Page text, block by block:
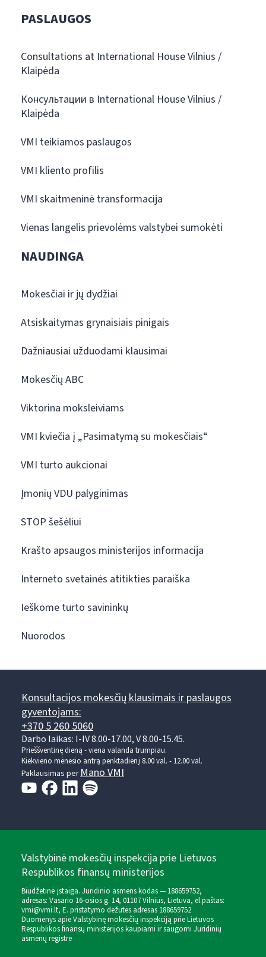
PASLAUGOS
Consultations at International House Vilnius /
Klaipėda
Консультации в International House Vilnius /
Klaipėda
VMI teikiamos paslaugos
VMI kliento profilis
VMI skaitmeninė transformacija
Vienas langelis prievolėms valstybei sumokėti
NAUDINGA
Mokesčiai ir jų dydžiai
Atsiskaitymas grynaisiais pinigais
Dažniausiai užduodami klausimai
Mokesčių ABC
Viktorina moksleiviams
VMI kviečia į „Pasimatymą su mokesčiais“
VMI turto aukcionai
Įmonių VDU palyginimas
STOP šešėliui
Krašto apsaugos ministerijos informacija
Interneto svetainės atitikties paraiška
Ieškome turto savininkų
Nuorodos
Konsultacijos mokesčių klausimais ir paslaugos
gyventojams:
+370 5 260 5060
Darbo laikas: I-IV 8.00-17.00, V 8.00-15.45.
Prieššventinę dieną - viena valanda trumpiau.
Kiekvieno mėnesio antrą penktadienį 8.00 val. - 12.00 val.
Paklausimas perMano VMI
Valstybinė mokesčių inspekcija prie Lietuvos
Respublikos finansų ministerijos
Biudžetinė įstaiga. Juridinio asmens kodas — 188659752,
adresas: Vasario 16-osios g. 14, 01107 Vilnius, Lietuva, el.paštas:
vmi@vmi.lt, E. pristatymo dėžutės adresas 188659752
Duomenys apie Valstybinę mokesčių inspekciją prie Lietuvos
Respublikos finansų ministerijos kaupiami ir saugomi Juridinių
asmenų registre